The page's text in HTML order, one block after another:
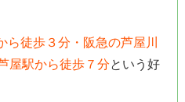
ら徒歩３分・阪急の芦屋川
屋駅から徒歩７分という好